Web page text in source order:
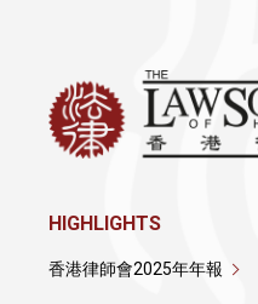
HIGHLIGHTS
香港律師會2025年年報